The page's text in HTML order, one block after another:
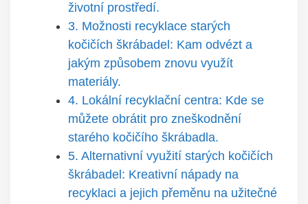
životní prostředí.
3. Možnosti recyklace starých
kočičích škrábadel: Kam odvézt a
jakým způsobem znovu využít
materiály.
4. Lokální recyklační centra: Kde se
můžete obrátit pro zneškodnění
starého kočičího škrábadla.
5. Alternativní využití starých kočičích
škrábadel: Kreativní nápady na
recyklaci a jejich přeměnu na užitečné